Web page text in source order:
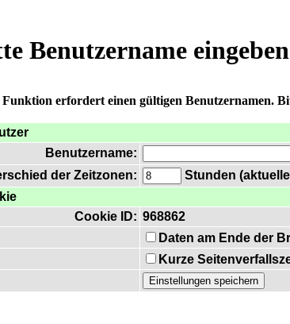
Benutzername eingeben
Funktion erfordert einen gültigen Benutzernamen.
Benutzername:
der Zeitzonen:
Stunden
Cookie ID: 968862
Daten am Ende der
Kurze